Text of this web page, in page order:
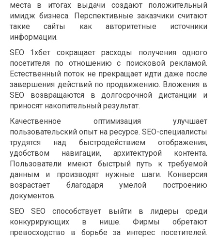
места в итогах выдачи создают положительный
имидж бизнеса. Перспективные заказчики считают
такие сайты как авторитетные источники
информации.
SEO 1хбет сокращает расходы получения одного
посетителя по отношению с поисковой рекламой.
Естественный поток не прекращает идти даже после
завершения действий по продвижению. Вложения в
SEO возвращаются в долгосрочной дистанции и
приносят накопительный результат.
Качественное оптимизация улучшает
пользовательский опыт на ресурсе. SEO-специалисты
трудятся над быстродействием отображения,
удобством навигации, архитектурой контента.
Пользователи имеют быстрый путь к требуемой
данным и производят нужные шаги. Конверсия
возрастает благодаря умелой построению
документов.
SEO SEO способствует выйти в лидеры среди
конкурирующих в нише. Фирмы обретают
превосходство в борьбе за интерес посетителей.